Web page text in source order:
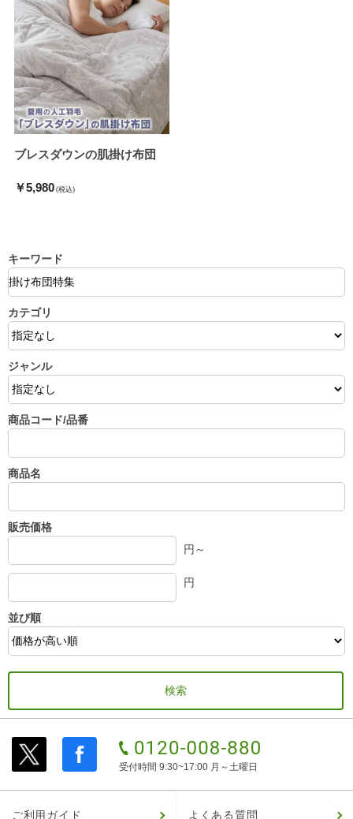
ブレスダウンの肌掛け布団
￥5,980 (税込)
キーワード
カテゴリ
ジャンル
商品コード/品番
商品名
販売価格
円～
円
並び順
受付時間 9:30~17:00 月～土曜日
ご利用ガイド よくある質問